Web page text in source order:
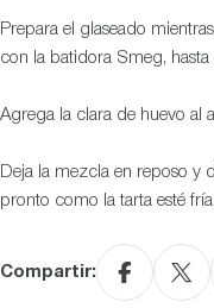
Prepara el glaseado
con la batidora Smeg,
Agrega la clara de huevo al
Deja la mezcla en reposo y
pronto como la tarta esté
Compartir: